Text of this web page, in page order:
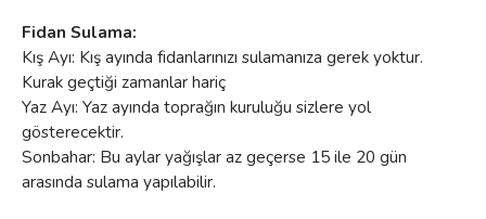
Fidan Sulama:
Kış Ayı: Kış ayında fidanlarınızı sulamanıza gerek yoktur.
Kurak geçtiği zamanlar hariç
Yaz Ayı: Yaz ayında toprağın kuruluğu sizlere yol
gösterecektir.
Sonbahar: Bu aylar yağışlar az geçerse 15 ile 20 gün
arasında sulama yapılabilir.